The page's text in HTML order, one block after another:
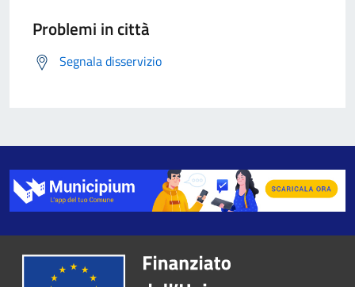
Problemi in città
Segnala disservizio